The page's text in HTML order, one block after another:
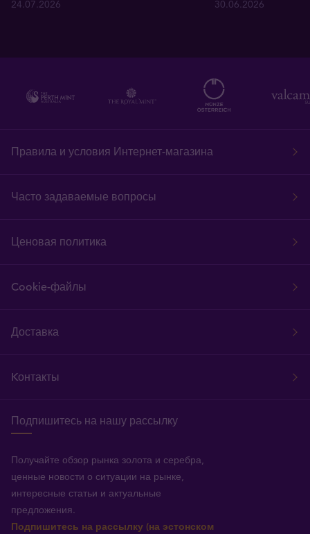
24.07.2026 30.06.2026
Правила и условия Интернет-магазина
Часто задаваемые вопросы
Ценовая политика
Cookie-файлы
Доставка
Kонтакты
Подпишитесь на нашу рассылку
Получайте обзор рынка золота и серебра,
ценные новости о ситуации на рынке,
интересные статьи и актуальные
предложения.
Подпишитесь на рассылку (на эстонском